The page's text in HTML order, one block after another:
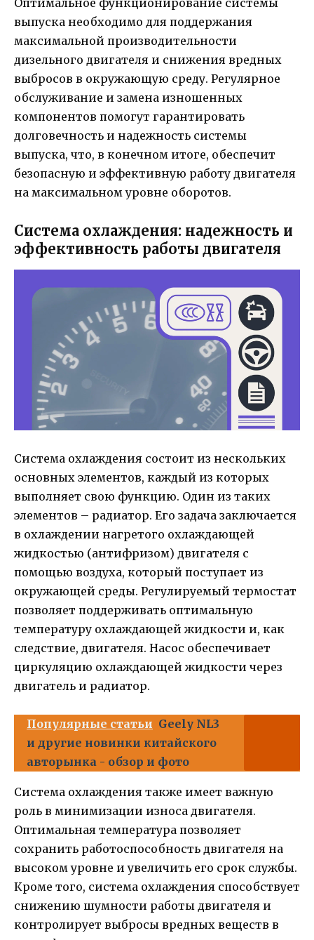
Оптимальное функционирование системы
выпуска необходимо для поддержания
максимальной производительности
дизельного двигателя и снижения вредных
выбросов в окружающую среду. Регулярное
обслуживание и замена изношенных
компонентов помогут гарантировать
долговечность и надежность системы
выпуска, что, в конечном итоге, обеспечит
безопасную и эффективную работу двигателя
на максимальном уровне оборотов.
Система охлаждения: надежность и
эффективность работы двигателя
Система охлаждения состоит из нескольких
основных элементов, каждый из которых
выполняет свою функцию. Один из таких
элементов – радиатор. Его задача заключается
в охлаждении нагретого охлаждающей
жидкостью (антифризом) двигателя с
помощью воздуха, который поступает из
окружающей среды. Регулируемый термостат
позволяет поддерживать оптимальную
температуру охлаждающей жидкости и, как
следствие, двигателя. Насос обеспечивает
циркуляцию охлаждающей жидкости через
двигатель и радиатор.
Популярные статьи Geely NL3
и другие новинки китайского
авторынка - обзор и фото
Система охлаждения также имеет важную
роль в минимизации износа двигателя.
Оптимальная температура позволяет
сохранить работоспособность двигателя на
высоком уровне и увеличить его срок службы.
Кроме того, система охлаждения способствует
снижению шумности работы двигателя и
контролирует выбросы вредных веществ в